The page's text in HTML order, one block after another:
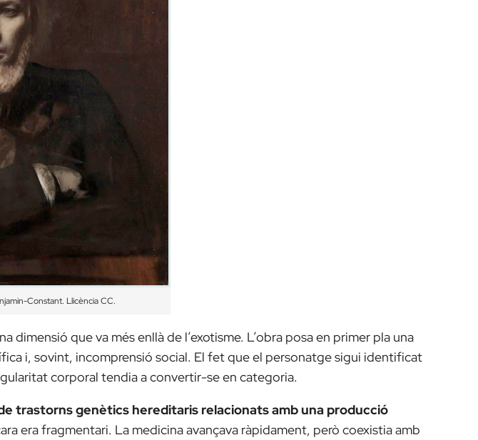
Constant. Llicència CC.
que va més enllà de l’exotisme. L’obra posa en primer pla una
i, sovint, incomprensió social. El fet que el personatge sigui identificat
corporal tendia a convertir-se en categoria.
trastorns genètics hereditaris relacionats amb una producció
era fragmentari. La medicina avançava ràpidament, però coexistia amb